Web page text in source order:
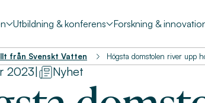
Utbildning & konferens Forskning &
från Svenskt Vatten Högsta domstolen river upp
2023| Nyhet